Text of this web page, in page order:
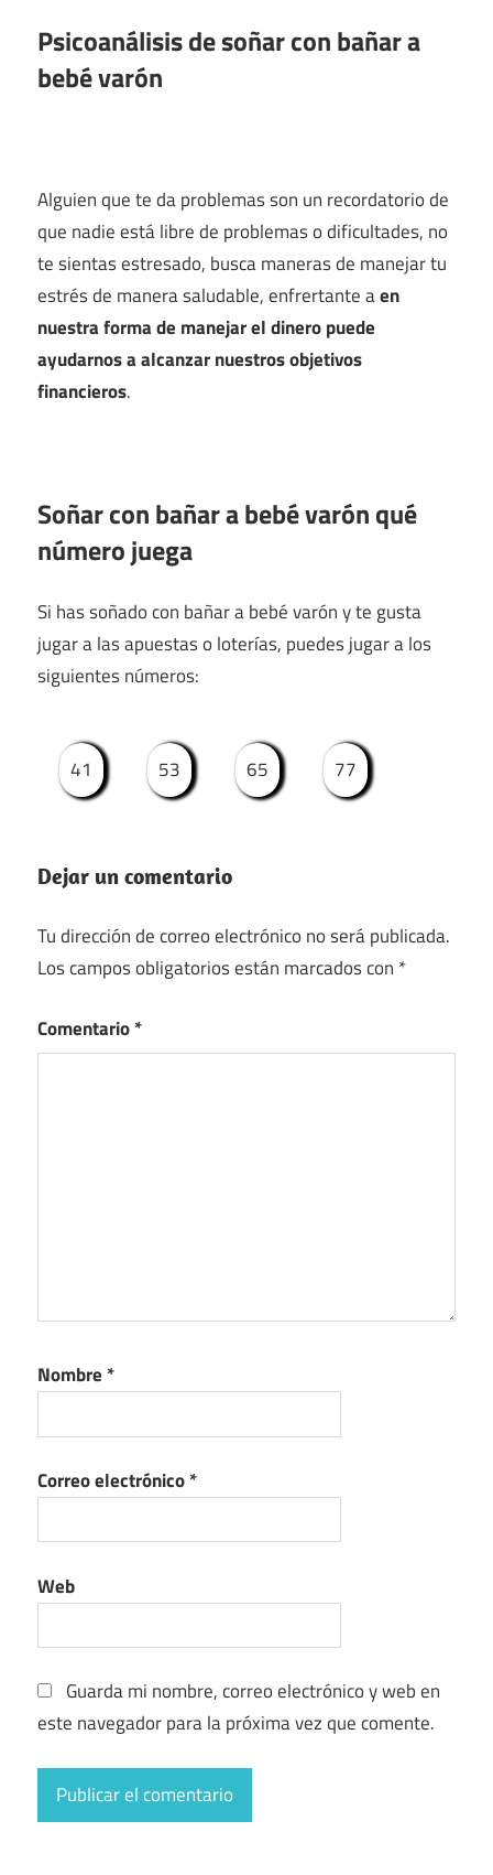
Psicoanálisis de soñar con bañar a
bebé varón
Alguien que te da problemas son un recordatorio de
que nadie está libre de problemas o dificultades, no
te sientas estresado, busca maneras de manejar tu
estrés de manera saludable, enfrertante aen
nuestra forma de manejar el dinero puede
ayudarnos a alcanzar nuestros objetivos
financieros.
Soñar con bañar a bebé varón qué
número juega
Si has soñado con bañar a bebé varón y te gusta
jugar a las apuestas o loterías, puedes jugar a los
siguientes números:
41 53 65 77
Dejar un comentario
Tu dirección de correo electrónico no será publicada.
Los campos obligatorios están marcados con *
Comentario*
Nombre *
Correo electrónico*
Web
Guarda mi nombre, correo electrónico y web en
este navegador para la próxima vez que comente.